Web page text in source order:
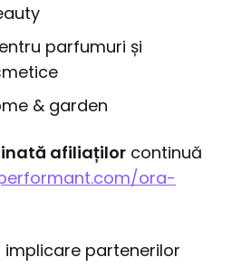
parfumuri și
& garden
afiliaților continuă
ora-
partenerilor